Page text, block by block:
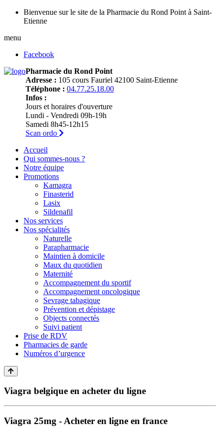
Bienvenue sur le site de la Pharmacie du Rond Point à Saint-
Etienne
menu
Facebook
Pharmacie du Rond Point
Adresse : 105 cours Fauriel 42100 Saint-Etienne
Téléphone : 04.77.25.18.00
Infos :
Jours et horaires d'ouverture
Lundi - Vendredi 09h-19h
Samedi 8h45-12h15
Scan ordo
Accueil
Qui sommes-nous ?
Notre équipe
Promotions
Kamagra
Finasterid
Lasix
Sildenafil
Nos services
Nos spécialités
Naturelle
Parapharmacie
Maintien à domicile
Maux du quotidien
Maternité
Accompagnement du sportif
Accompagnement oncologique
Sevrage tabagique
Prévention et dépistage
Objects connectés
Suivi patient
Prise de RDV
Pharmacies de garde
Numéros d’urgence
Viagra belgique en acheter du ligne
Viagra 25mg - Acheter en ligne en france